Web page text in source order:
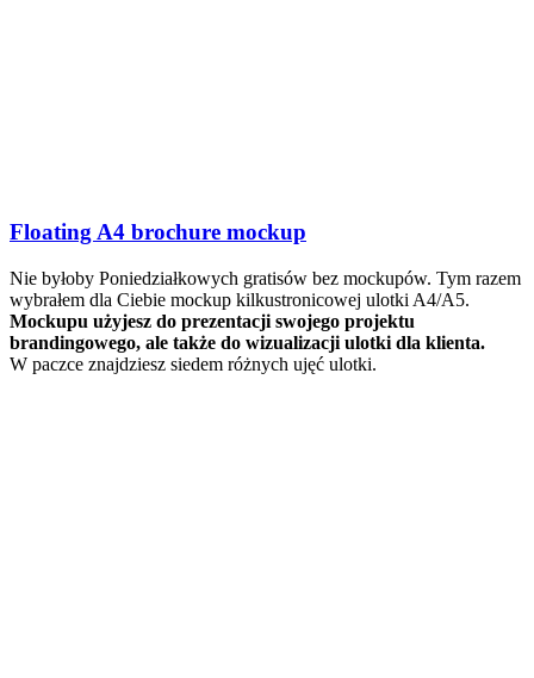
Floating A4 brochure mockup
Nie byłoby Poniedziałkowych gratisów bez mockupów. Tym razem
wybrałem dla Ciebie mockup kilkustronicowej ulotki A4/A5.
Mockupu użyjesz do prezentacji swojego projektu
brandingowego, ale także do wizualizacji ulotki dla klienta.
W paczce znajdziesz siedem różnych ujęć ulotki.